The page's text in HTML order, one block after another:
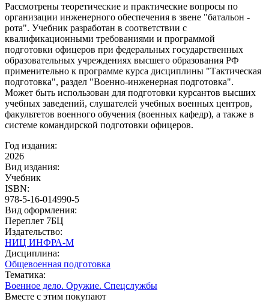
Рассмотрены теоретические и практические вопросы по
организации инженерного обеспечения в звене "батальон -
рота". Учебник разработан в соответствии с
квалификационными требованиями и программой
подготовки офицеров при федеральных государственных
образовательных учреждениях высшего образования РФ
применительно к программе курса дисциплины "Тактическая
подготовка", раздел "Военно-инженерная подготовка".
Может быть использован для подготовки курсантов высших
учебных заведений, слушателей учебных военных центров,
факультетов военного обучения (военных кафедр), а также в
системе командирской подготовки офицеров.
Год издания:
2026
Вид издания:
Учебник
ISBN:
978-5-16-014990-5
Вид оформления:
Переплет 7БЦ
Издательство:
НИЦ ИНФРА-М
Дисциплина:
Общевоенная подготовка
Тематика:
Военное дело. Оружие. Спецслужбы
Вместе с этим покупают